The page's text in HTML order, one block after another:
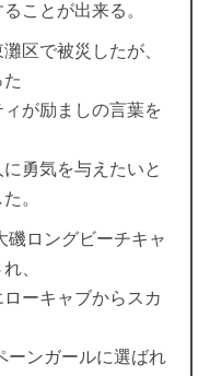
ことが出来る。
区で被災したが、
が励ましの言葉を
勇気を与えたいと
。
磯ロングビーチキャ
、
ーキャブからスカ
ーンガールに選ばれ